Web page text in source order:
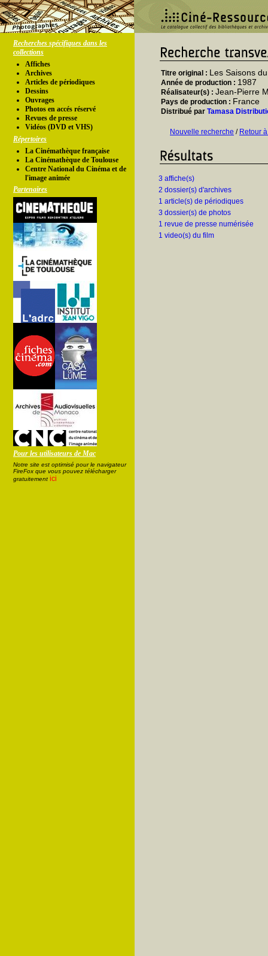
Recherches spécifiques dans les
collections
Affiches
Archives
Articles de périodiques
Dessins
Ouvrages
Photos en accés réservé
Revues de presse
Vidéos (DVD et VHS)
Répertoires
La Cinémathèque française
La Cinémathèque de Toulouse
Centre National du Cinéma et de
l'image animée
Partenaires
Pour les utilisateurs de Mac
Notre site est optimisé pour le navigateur
FireFox que vous pouvez télécharger
gratuitement ici
Titre original : Les Saisons
Année de production : 1987
Réalisateur(s) : Jean-Pierre
Pays de production : France
Distribué par Tamasa
Nouvelle recherche / Retour
3 affiche(s)
2 dossier(s) d'archives
1 article(s) de périodiques
3 dossier(s) de photos
1 revue de presse numérisée
1 video(s) du film